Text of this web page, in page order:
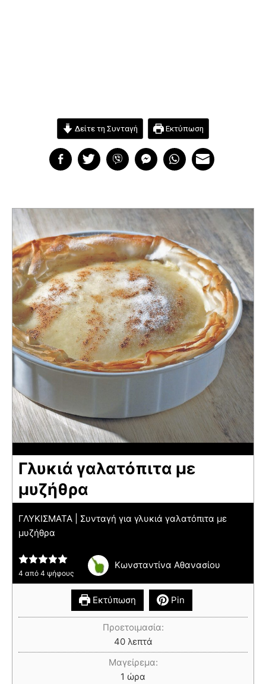
Δείτε τη Συνταγή Εκτύπωση
Γλυκιά γαλατόπιτα με
μυζήθρα
ΓΛΥΚΙΣΜΑΤΑ | Συνταγή για γλυκιά γαλατόπιτα με
μυζήθρα
4 από 4 ψήφους
Κωνσταντίνα Αθανασίου
Εκτύπωση Pin
Προετοιμασία:
40 λεπτά
Μαγείρεμα:
1 ώρα